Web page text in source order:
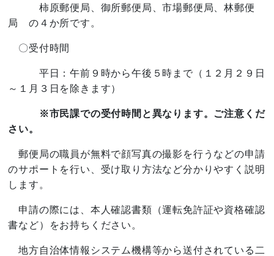
柿原郵便局、御所郵便局、市場郵便局、林郵便
局 の４か所です。
〇受付時間
平日：午前９時から午後５時まで（１２月２９日
～１月３日を除きます）
※市民課での受付時間と異なります。ご注意くだ
さい。
郵便局の職員が無料で顔写真の撮影を行うなどの申請
のサポートを行い、受け取り方法など分かりやすく説明
します。
申請の際には、本人確認書類（運転免許証や資格確認
書など）をお持ちください。
地方自治体情報システム機構等から送付されている二